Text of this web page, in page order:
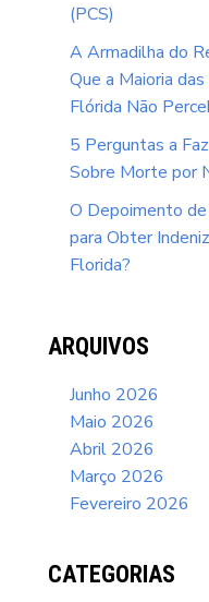
(PCS)
A Armadilha do
Que a Maioria
Flórida Não
5 Perguntas a
Sobre Morte por
O Depoimento
para Obter
Florida?
ARQUIVOS
Junho 2026
Maio 2026
Abril 2026
Março 2026
Fevereiro 2026
CATEGORIAS